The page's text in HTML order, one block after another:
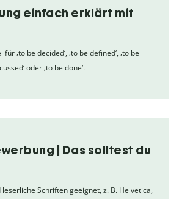
einfach erklärt mit
für ‚to be decided‘, ‚to be defined‘, ‚to be
oder ‚to be done‘.
| Das solltest du
Schriften geeignet, z. B. Helvetica,